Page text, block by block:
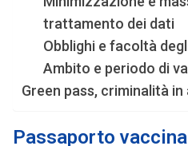
trattamento dei dati
Obblighi e facoltà
Ambito e periodo di
Green pass, criminalità
Passaporto